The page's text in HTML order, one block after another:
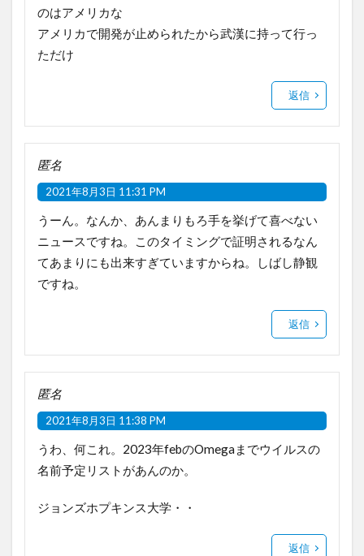
のはアメリカな
アメリカで開発が止められたから武漢に持って行っ
ただけ
返信
匿名
2021年8月3日 11:31 PM
うーん。なんか、あんまりもろ手を挙げて喜べない
ニュースですね。このタイミングで証明されるなん
てあまりにも出来すぎていますからね。しばし静観
ですね。
返信
匿名
2021年8月3日 11:38 PM
うわ、何これ。2023年febのOmegaまでウイルスの
名前予定リストがあんのか。
ジョンズホプキンス大学・・
返信